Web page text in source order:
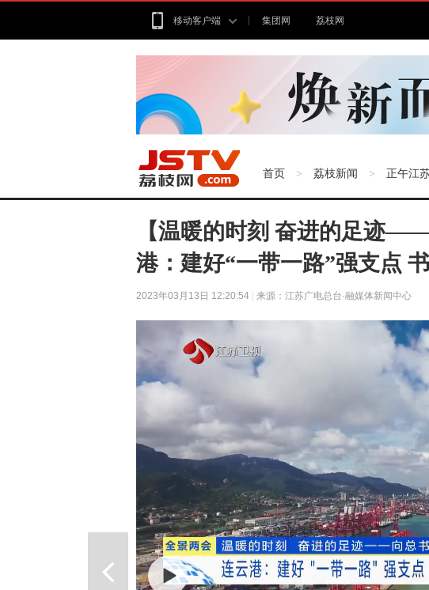
移动客户端 集团网 荔枝网
首页 > 荔枝新闻 > 正午江
【温暖的时刻 奋进的足迹
港：建好“一带一路”强支点
2023年03月13日 12:20:54 来源：江苏广电总台·融媒体新闻中心